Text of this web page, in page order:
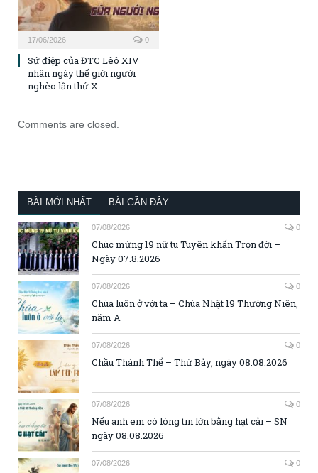
17/06/2026 0
Sứ điệp của ĐTC Lêô XIV
nhân ngày thế giới người
nghèo lần thứ X
Comments are closed.
BÀI MỚI NHẤT BÀI GẦN ĐÂY
07/08/2026 0
Chúc mừng 19 nữ tu Tuyên khấn Trọn đời –
Ngày 07.8.2026
07/08/2026 0
Chúa luôn ở với ta – Chúa Nhật 19 Thường Niên,
năm A
07/08/2026 0
Chầu Thánh Thể – Thứ Bảy, ngày 08.08.2026
07/08/2026 0
Nếu anh em có lòng tin lớn bằng hạt cải – SN
ngày 08.08.2026
07/08/2026 0